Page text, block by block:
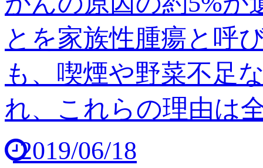
とを家族性腫瘍と呼
も、喫煙や野菜不足
れ、これらの理由は
2019/06/18